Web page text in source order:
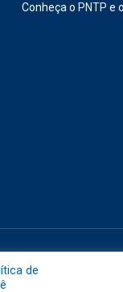
Conheça o PNTP e o
de